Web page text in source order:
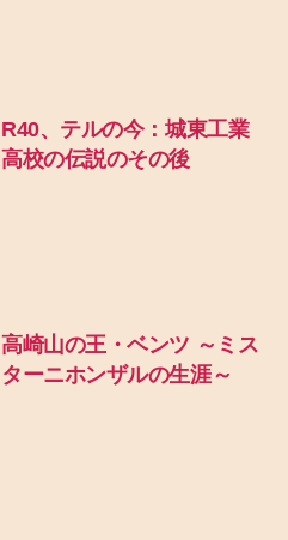
R40、テルの今：城東工業
高校の伝説のその後
高崎山の王・ベンツ ～ミス
ターニホンザルの生涯～